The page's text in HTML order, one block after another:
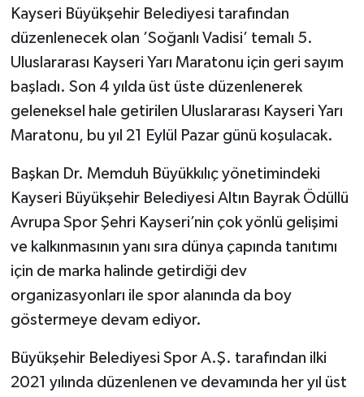
Kayseri Büyükşehir Belediyesi tarafından
düzenlenecek olan ’Soğanlı Vadisi’ temalı 5.
Uluslararası Kayseri Yarı Maratonu için geri sayım
başladı. Son 4 yılda üst üste düzenlenerek
geleneksel hale getirilen Uluslararası Kayseri Yarı
Maratonu, bu yıl 21 Eylül Pazar günü koşulacak.
Başkan Dr. Memduh Büyükkılıç yönetimindeki
Kayseri Büyükşehir Belediyesi Altın Bayrak Ödüllü
Avrupa Spor Şehri Kayseri’nin çok yönlü gelişimi
ve kalkınmasının yanı sıra dünya çapında tanıtımı
için de marka halinde getirdiği dev
organizasyonları ile spor alanında da boy
göstermeye devam ediyor.
Büyükşehir Belediyesi Spor A.Ş. tarafından ilki
2021 yılında düzenlenen ve devamında her yıl üst